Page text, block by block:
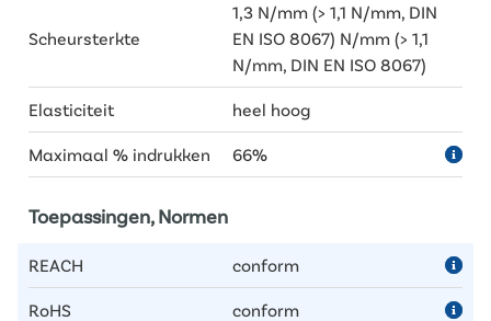
Scheursterkte
1,3 N/mm (> 1,1 N/mm, DIN
EN ISO 8067) N/mm (> 1,1
N/mm, DIN EN ISO 8067)
Elasticiteit heel hoog
Maximaal % indrukken 66%
Toepassingen, Normen
REACH conform
RoHS conform